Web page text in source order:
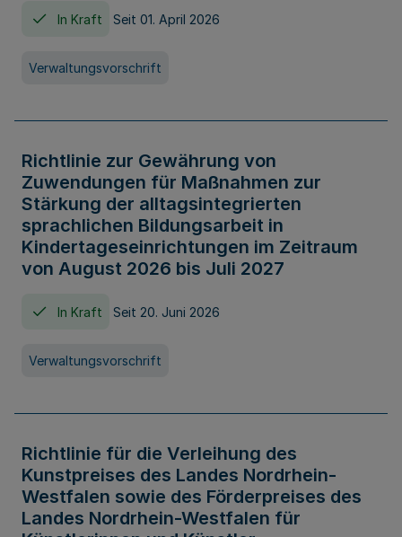
In Kraft Seit 01. April 2026
Verwaltungsvorschrift
Richtlinie zur Gewährung von
Zuwendungen für Maßnahmen zur
Stärkung der alltagsintegrierten
sprachlichen Bildungsarbeit in
Kindertageseinrichtungen im Zeitraum
von August 2026 bis Juli 2027
In Kraft Seit 20. Juni 2026
Verwaltungsvorschrift
Richtlinie für die Verleihung des
Kunstpreises des Landes Nordrhein-
Westfalen sowie des Förderpreises des
Landes Nordrhein-Westfalen für